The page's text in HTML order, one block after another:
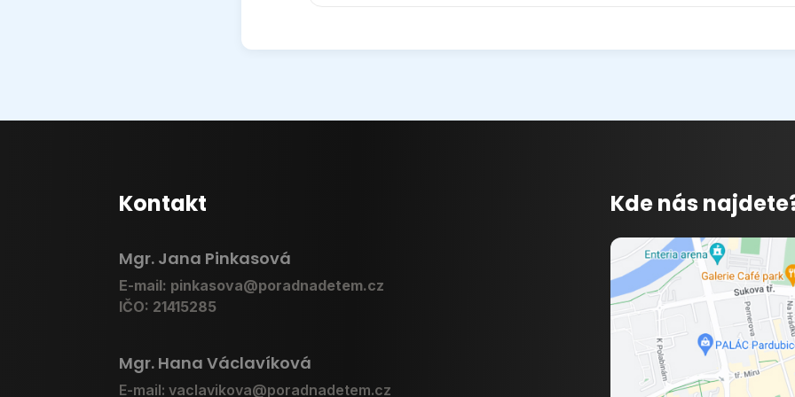
Kontakt
Mgr. Jana Pinkasová
E-mail: pinkasova@poradnadetem.cz
IČO: 21415285
Mgr. Hana Václavíková
E-mail: vaclavikova@poradnadetem.cz
Kde nás